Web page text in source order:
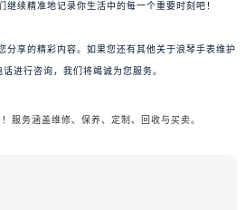
继续精准地记录你生活中的每一个重要时刻吧！
分享的精彩内容。如果您还有其他关于浪琴手表维护
进行咨询，我们将竭诚为您服务。